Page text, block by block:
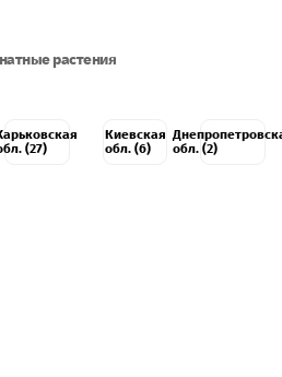
растения
(27)
Киевская
обл. (6)
обл. (2)